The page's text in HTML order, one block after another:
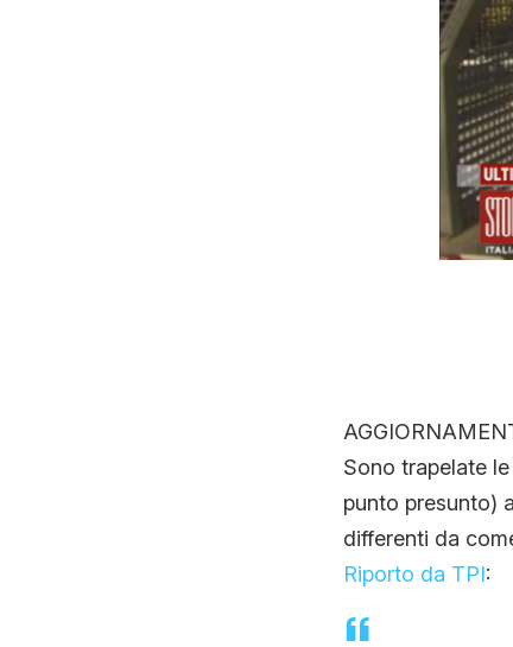
Sono trapelate
punto presunto)
differenti da
Riporto da TPI: